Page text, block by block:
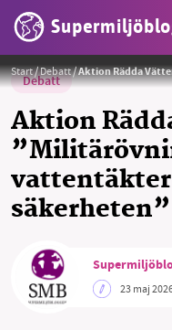
HEM
OMRÅDEN
Start/Debatt/Aktion Rädda
Debatt
Aktion
säkerheten”
Militärövningar i dricksvattentäkter skapar
23 maj